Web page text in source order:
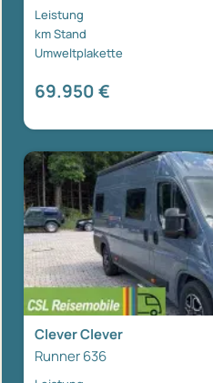
Leistung
km Stand
Umweltplakette
69.950 €
Clever Clever
Runner 636